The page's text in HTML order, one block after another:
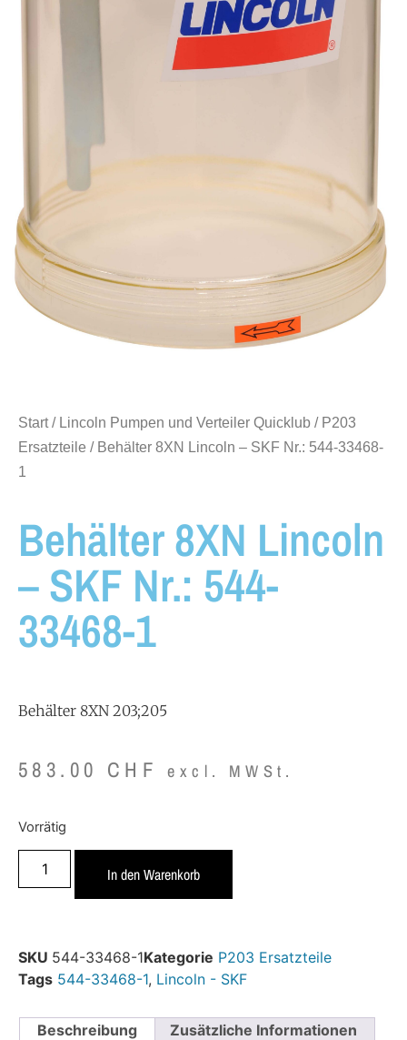
Start/ Lincoln Pumpen und Verteiler Quicklub / P203
Ersatzteile / Behälter 8XN Lincoln – SKF Nr.: 544-33468-
1
Behälter 8XN Lincoln
– SKF Nr.: 544-
33468-1
Behälter 8XN 203;205
583.00 CHF excl. MWSt.
Vorrätig
In den Warenkorb
SKU 544-33468-1Kategorie P203 Ersatzteile
Tags 544-33468-1, Lincoln - SKF
Beschreibung Zusätzliche Informationen